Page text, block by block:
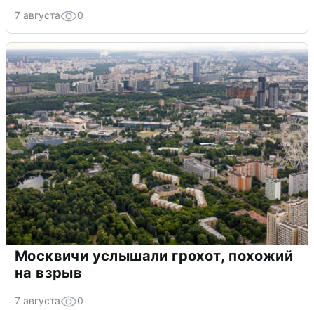
7 августа 0
Москвичи услышали грохот, похожий
на взрыв
7 августа 0